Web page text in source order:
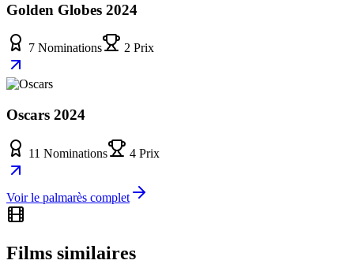
Golden Globes 2024
7 Nominations 2 Prix
Oscars 2024
11 Nominations 4 Prix
Voir le palmarès complet
Films similaires